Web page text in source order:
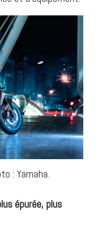
: Yamaha.
épurée, plus